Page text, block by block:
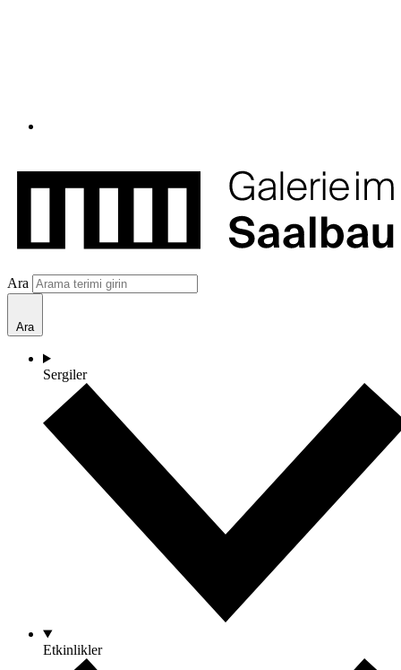
Ara
Ara
Sergiler
Etkinlikler